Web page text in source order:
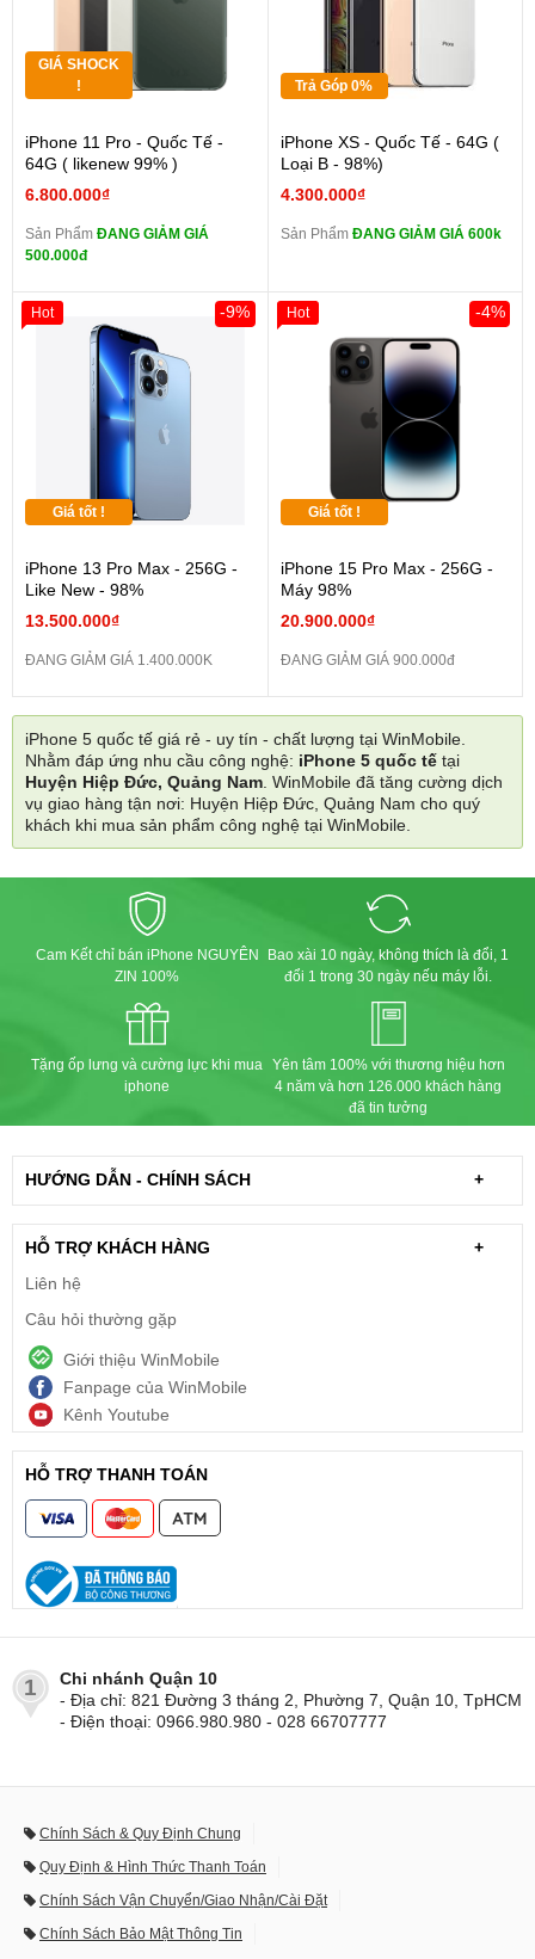
GIÁ SHOCK
!
iPhone 11 Pro - Quốc Tế -
64G ( likenew 99% )
6.800.000₫
Sản Phẩm ĐANG GIẢM GIÁ
500.000đ
Trả Góp 0%
iPhone XS - Quốc Tế - 64G (
Loại B - 98%)
4.300.000₫
Sản Phẩm ĐANG GIẢM GIÁ 600k
Giá tốt !
iPhone 13 Pro Max - 256G -
Like New - 98%
13.500.000₫
-9%
ĐANG GIẢM GIÁ 1.400.000K
Hot
Giá tốt !
iPhone 15 Pro Max - 256G -
Máy 98%
20.900.000₫
-4%
ĐANG GIẢM GIÁ 900.000đ
Hot
iPhone 5 quốc tế giá rẻ - uy tín - chất lượng tại WinMobile.
Nhằm đáp ứng nhu cầu công nghệ: iPhone 5 quốc tế tại
Huyện Hiệp Đức, Quảng Nam. WinMobile đã tăng cường dịch
vụ giao hàng tận nơi: Huyện Hiệp Đức, Quảng Nam cho quý
khách khi mua sản phẩm công nghệ tại WinMobile.
Cam Kết chỉ bán iPhone NGUYÊN
ZIN 100%
Bao xài 10 ngày, không thích là đổi, 1
đổi 1 trong 30 ngày nếu máy lỗi.
Tặng ốp lưng và cường lực khi mua
iphone
Yên tâm 100% với thương hiệu hơn
4 năm và hơn 126.000 khách hàng
đã tin tưởng
HƯỚNG DẪN - CHÍNH SÁCH +
HỖ TRỢ KHÁCH HÀNG
+
Liên hệ
Câu hỏi thường gặp
Giới thiệu WinMobile
Fanpage của WinMobile
Kênh Youtube
HỖ TRỢ THANH TOÁN
1
Chi nhánh Quận 10
- Địa chỉ: 821 Đường 3 tháng 2, Phường 7, Quận 10, TpHCM
- Điện thoại: 0966.980.980 - 028 66707777
Chính Sách & Quy Định Chung
Quy Định & Hình Thức Thanh Toán
Chính Sách Vận Chuyển/Giao Nhận/Cài Đặt
Chính Sách Bảo Mật Thông Tin